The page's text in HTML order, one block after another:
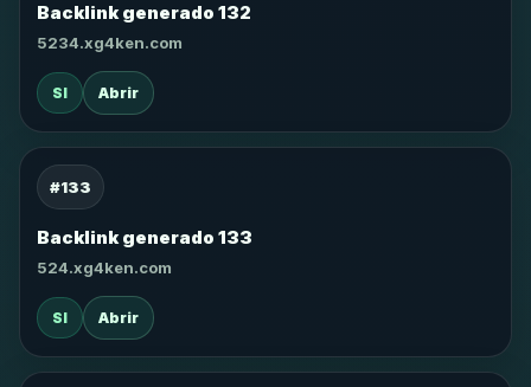
Backlink generado 132
5234.xg4ken.com
SI Abrir
#133
Backlink generado 133
524.xg4ken.com
SI Abrir